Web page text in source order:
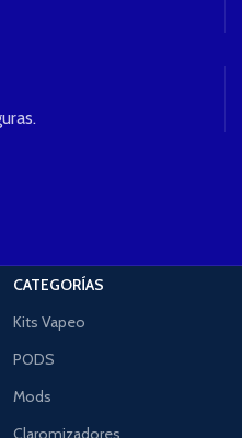
CATEGORÍAS
Kits Vapeo
PODS
Mods
Claromizadores